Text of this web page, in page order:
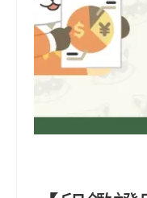
久通專欄
時事解析
生活理財